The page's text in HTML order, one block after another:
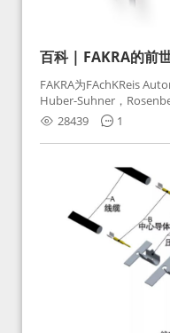
百科 | FAKRA的前
FAKRA为FAchKReis
Huber-Suhner，
Huber-Suhner相关连接
Rosenberger）缩写。
接，如今FAKRA已成为
28439 1